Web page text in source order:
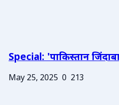
Special: 'पाकिस्तान
May 25, 2025 0 213